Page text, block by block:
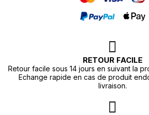
RETOUR FACILE
Retour facile sous 14 jours en suivant la
Echange rapide en cas de produit
livraison.